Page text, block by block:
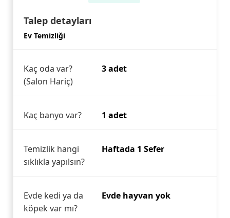
Talep detayları
Ev Temizliği
Kaç oda var?
(Salon Hariç)
3 adet
Kaç banyo var? 1 adet
Temizlik hangi
sıklıkla yapılsın?
Haftada 1 Sefer
Evde kedi ya da
köpek var mı?
Evde hayvan yok